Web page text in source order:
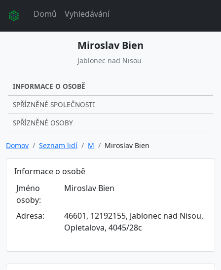
Domů Vyhledávání
Miroslav Bien
Jablonec nad Nisou
INFORMACE O OSOBĚ
SPŘÍZNĚNÉ SPOLEČNOSTI
SPŘÍZNĚNÉ OSOBY
Domov Seznam lidí M Miroslav Bien
Informace o osobě
Jméno
osoby:
Miroslav Bien
Adresa:
46601, 12192155, Jablonec nad Nisou,
Opletalova, 4045/28c